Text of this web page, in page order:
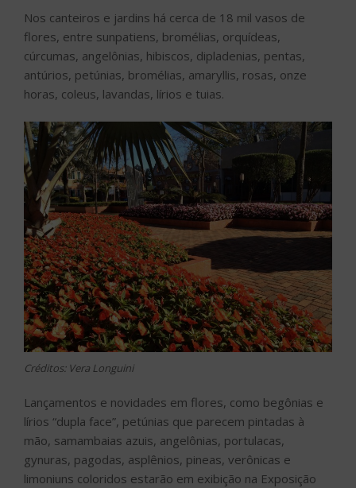
Nos canteiros e jardins há cerca de 18 mil vasos de
flores, entre sunpatiens, bromélias, orquídeas,
cúrcumas, angelônias, hibiscos, dipladenias, pentas,
antúrios, petúnias, bromélias, amaryllis, rosas, onze
horas, coleus, lavandas, lírios e tuias.
Créditos: Vera Longuini
Lançamentos e novidades em flores, como begônias e
lírios “dupla face”, petúnias que parecem pintadas à
mão, samambaias azuis, angelônias, portulacas,
gynuras, pagodas, asplênios, pineas, verônicas e
limoniuns coloridos estarão em exibição na Exposição